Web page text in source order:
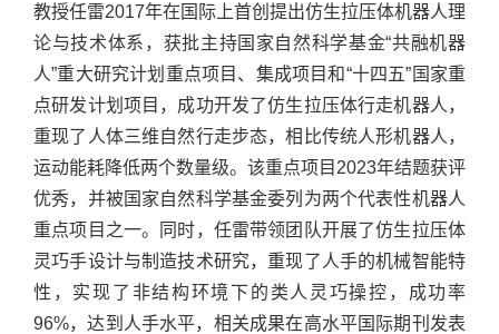
教授任雷2017年在国际上首创提出仿生拉压体机器人理
论与技术体系，获批主持国家自然科学基金“共融机器
人”重大研究计划重点项目、集成项目和“十四五”国家重
点研发计划项目，成功开发了仿生拉压体行走机器人，
重现了人体三维自然行走步态，相比传统人形机器人，
运动能耗降低两个数量级。该重点项目2023年结题获评
优秀，并被国家自然科学基金委列为两个代表性机器人
重点项目之一。同时，任雷带领团队开展了仿生拉压体
灵巧手设计与制造技术研究，重现了人手的机械智能特
性，实现了非结构环境下的类人灵巧操控，成功率
96%，达到人手水平，相关成果在高水平国际期刊发表